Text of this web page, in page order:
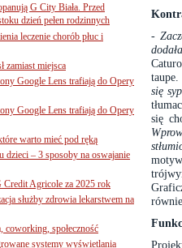
-
się
się
G City Biała. Przed
dzień pełen rodzinnych
leczenie chorób płuc i
zamiast miejsca
Google Lens trafiają do Opery
Google Lens trafiają do Opery
warto mieć pod ręką
dzieci – 3 sposoby na oswajanie
Credit Agricole za 2025 rok
służby zdrowia lekarstwem na
społeczność
systemy wyświetlania